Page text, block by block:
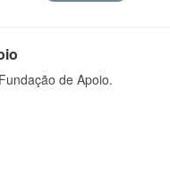
de Apoio.